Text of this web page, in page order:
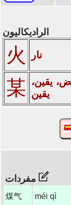
الراديكاليون
火 نار
某
يقين،
يقين
煤气 méi qì